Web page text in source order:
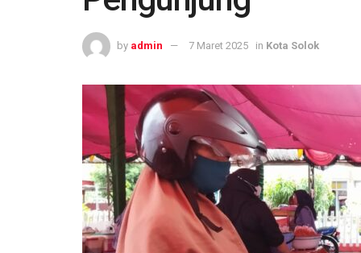
by admin 7 Maret 2025 in Kota Solok